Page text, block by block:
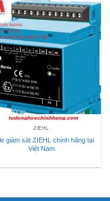
ZIEHL
giám sát ZIEHL chính hãng tại
Việt Nam